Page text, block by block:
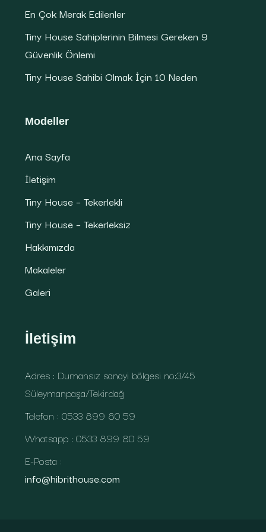
En Çok Merak Edilenler
Tiny House Sahiplerinin Bilmesi Gereken 9
Güvenlik Önlemi
Tiny House Sahibi Olmak İçin 10 Neden
Modeller
Ana Sayfa
İletişim
Tiny House – Tekerlekli
Tiny House – Tekerleksiz
Hakkımızda
Makaleler
Galeri
İletişim
Adres : Dumansız sanayi bölgesi no:3/45
Süleymanpaşa/Tekirdağ
Telefon : 0533 899 80 59
Whatsapp : 0533 899 80 59
E-Posta :
info@hibrithouse.com